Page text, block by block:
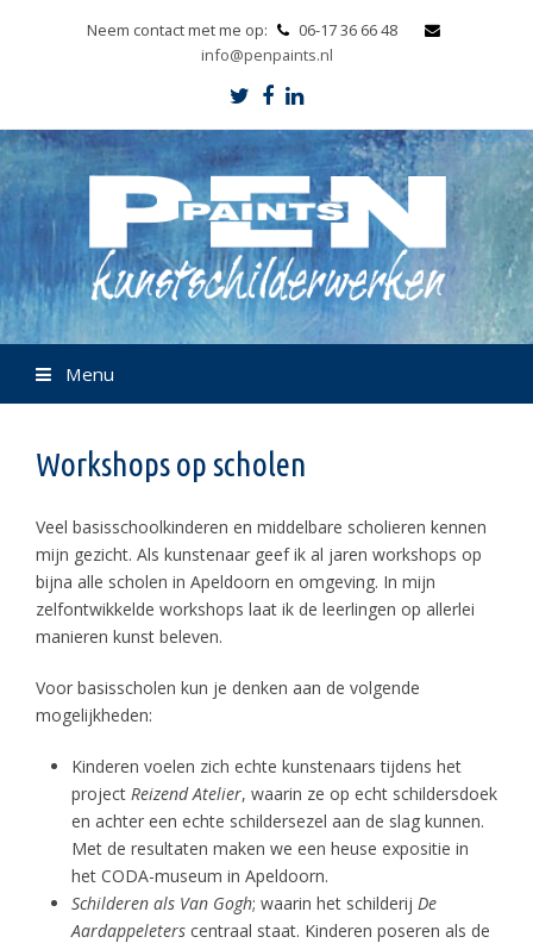
Neem contact met me op:
06-17 36 66 48
info@penpaints.nl
Twitter
Facebook
LinkedIn
Menu
Workshops op scholen
Veel basisschoolkinderen en middelbare scholieren kennen
mijn gezicht. Als kunstenaar geef ik al jaren workshops op
bijna alle scholen in Apeldoorn en omgeving. In mijn
zelfontwikkelde workshops laat ik de leerlingen op allerlei
manieren kunst beleven.
Voor basisscholen kun je denken aan de volgende
mogelijkheden:
Kinderen voelen zich echte kunstenaars tijdens het
project Reizend Atelier, waarin ze op echt schildersdoek
en achter een echte schildersezel aan de slag kunnen.
Met de resultaten maken we een heuse expositie in
het CODA-museum in Apeldoorn.
Schilderen als Van Gogh; waarin het schilderij De
Aardappeleters centraal staat. Kinderen poseren als de